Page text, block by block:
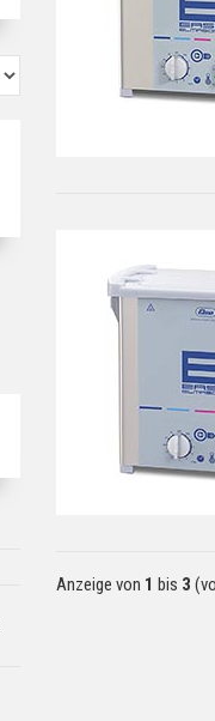
Anzeige von 1 bis 3